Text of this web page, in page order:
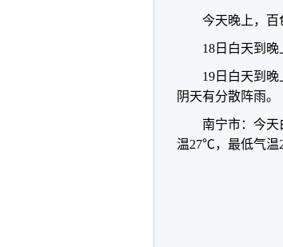
今天晚上，百
18日白天到
19日白天到
阴天有分散阵雨。
南宁市：今
温27℃，最低气温